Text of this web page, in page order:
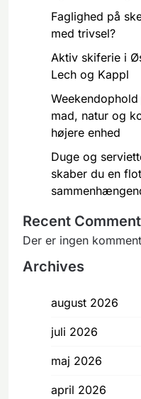
Faglighed på
med trivsel?
Aktiv skiferie i
Lech og Kappl
mad, natur og
højere enhed
Duge og
skaber du en
Recent
Der er ingen
Archives
august 2026
juli 2026
maj 2026
april 2026